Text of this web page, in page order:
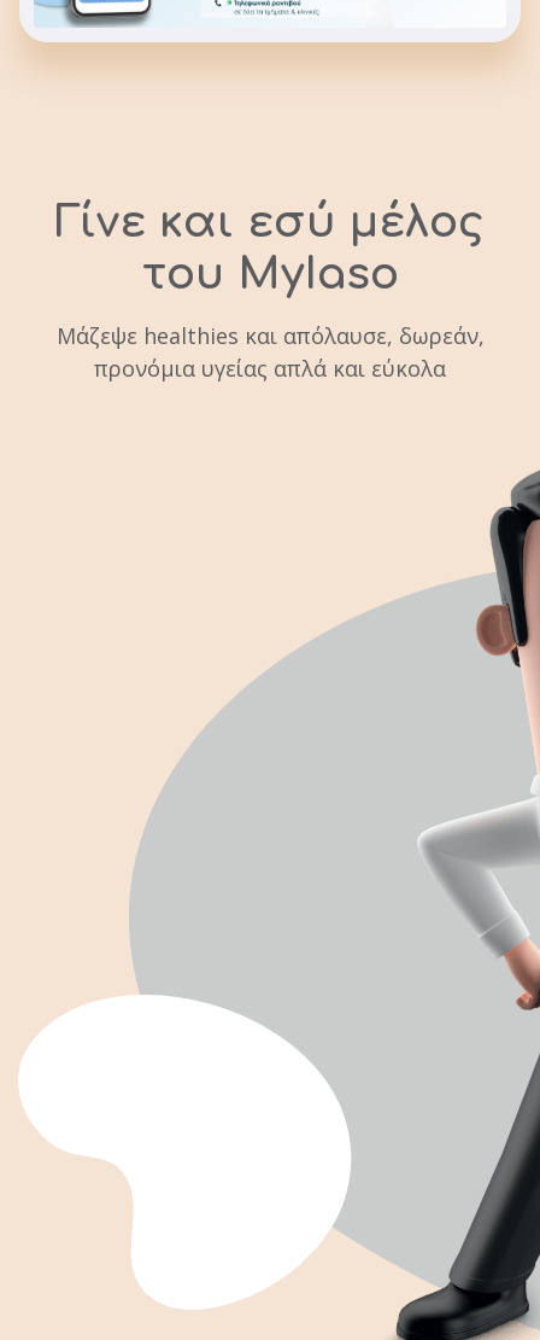
Γίνε και εσύ μέλος
του MyIaso
Μάζεψε healthies και απόλαυσε, δωρεάν,
προνόμια υγείας απλά και εύκολα